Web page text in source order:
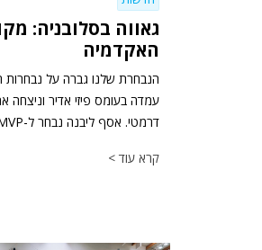
גאווה בסלובניה:
האקדמיה
הנבחרת שלנו גברה על נבחרות
עמדה בעומס פיזי אדיר
דרמטי. אסף ליבנה נבחר ל-MVP!
קרא עוד >